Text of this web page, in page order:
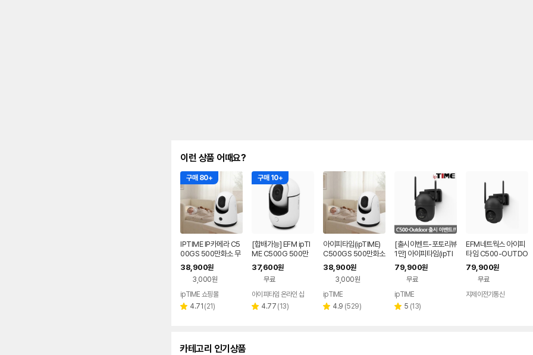
이런 상품 어때요?
구매 80+
IPTIME IP카메라 C5
00GS 500만화소 무
선 홈 CCTV 홈캠 펫
캠 베이비캠
38,900원
3,000원
ipTIME 쇼핑몰
별 4.71 리
(21)
구매 10+
[합배가능] EFM ipTI
ME C500G 500만
화소 홈 CCTV IP 카
메라
37,600원
무료
아이피타임 온라인 샵
별 4.77 리
(13)
아이피타임(ipTIME)
C500GS 500만화소
가정용 홈캠 펫캠 베이
비캠 국내 서버 홈CC
38,900원
3,000원
ipTIME
별 4.9 리
(529)
[출시이벤트-포토리뷰
1만] 아이피타임(ipTI
ME) C500-OUTDO
OR 실외용 IP 카메라
대한민국 서버 기반 5
K 아웃도어 CCTV
79,900원
무료
ipTIME
별 5 리
(13)
EFM네트웍스 아이피
타임 C500-OUTDO
OR 실외용 IP 카메라
아웃도어 CCTV
79,900원
무료
지제이전기통신
카테고리 인기상품